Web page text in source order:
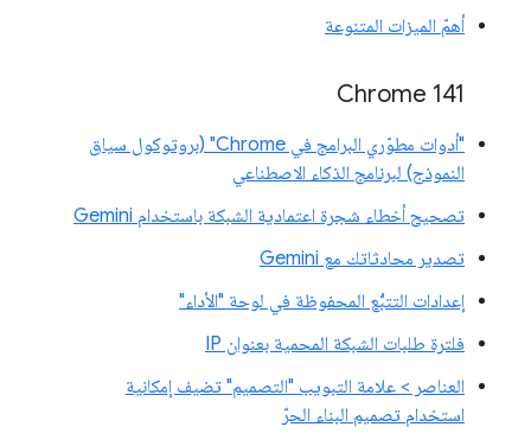
أهمّ الميزات المتنوعة
‫Chrome 141
"أدوات مطوّري البرامج في Chrome" (بروتوكول سياق
النموذج) لبرنامج الذكاء الاصطناعي
تصحيح أخطاء شجرة اعتمادية الشبكة باستخدام Gemini
تصدير محادثاتك مع Gemini
إعدادات التتبُّع المحفوظة في لوحة "الأداء"
فلترة طلبات الشبكة المحمية بعنوان IP
العناصر > علامة التبويب "التصميم" تضيف إمكانية
استخدام تصميم البناء الحرّ